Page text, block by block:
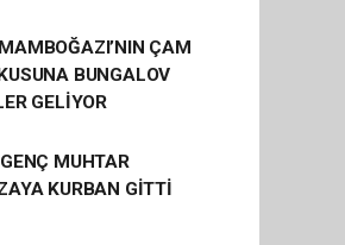
ÇAM
BUNGALOV
GELİYOR
MUHTAR
KURBAN GİTTİ